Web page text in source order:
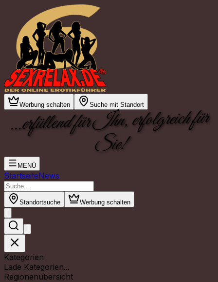
Werbung schalten Suche mit Standort
...erfüllend für Ihn, erfolgreich für
Sie!
MENÜ
StartseiteNews
Standortsuche Werbung schalten
Kategorien
Lade Kategorien...
Regionenübersicht